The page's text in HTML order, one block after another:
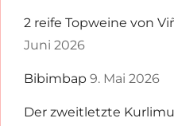
2 reife Topweine von
Juni 2026
Bibimbap 9. Mai 2026
Der zweitletzte